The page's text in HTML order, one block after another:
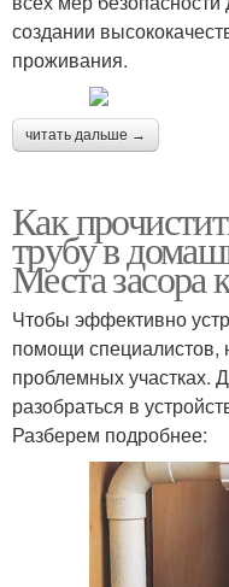
создании
проживания.
читать дальше →
Как
трубу в
Места засора
Чтобы эффективно
помощи специалистов,
проблемных участках.
разобраться в
Разберем подробнее: